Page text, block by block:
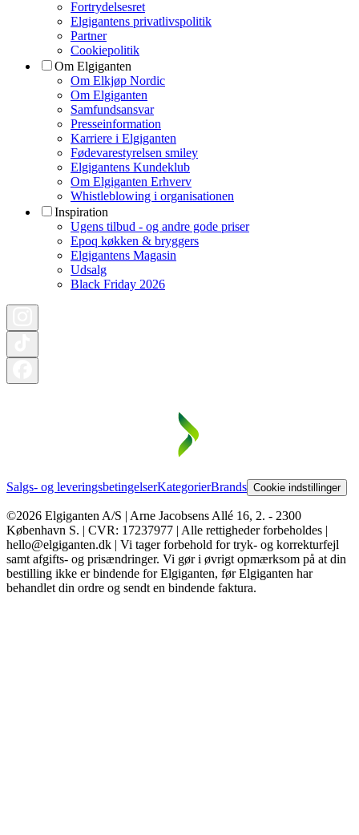
Fortrydelsesret
Elgigantens privatlivspolitik
Partner
Cookiepolitik
Om Elgiganten
Om Elkjøp Nordic
Om Elgiganten
Samfundsansvar
Presseinformation
Karriere i Elgiganten
Fødevarestyrelsen smiley
Elgigantens Kundeklub
Om Elgiganten Erhverv
Whistleblowing i organisationen
Inspiration
Ugens tilbud - og andre gode priser
Epoq køkken & bryggers
Elgigantens Magasin
Udsalg
Black Friday 2026
Salgs- og leveringsbetingelserKategorierBrands Cookie indstillinger
©2026 Elgiganten A/S | Arne Jacobsens Allé 16, 2. - 2300
København S. | CVR: 17237977 | Alle rettigheder forbeholdes |
hello@elgiganten.dk | Vi tager forbehold for tryk- og korrekturfejl
samt afgifts- og prisændringer. Vi gør i øvrigt opmærksom på at din
bestilling ikke er bindende for Elgiganten, før Elgiganten har
behandlet din ordre og sendt en bindende faktura.